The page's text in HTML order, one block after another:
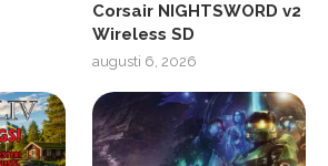
Corsair NIGHTSWORD v2
Wireless SD
augusti 6, 2026